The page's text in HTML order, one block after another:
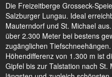
Die Freizeitberge Grosseck-
Salzburger Lungau. Ideal
Mauterndorf und St. Michael
über 2.300 Meter bei bestens
zugänglichen
Höhendifferenz von 1.300 m ist
Gipfel bis zur Talstation nach St.